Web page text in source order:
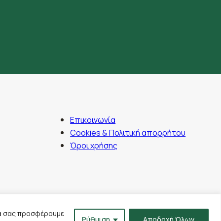
σας προσφέρουμε
Ρύθμιση Αποδοχή Όλων
Επικοινωνία
Cookies & Πολιτική απορρήτου
Όροι χρήσης